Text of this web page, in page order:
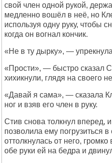
свой член одной рукой,
медленно вошёл в неё, но
используя одну руку, чтобы
когда он вогнал кончик.
«Не в ту дырку», —
«Прости», — быстро сказал
хихикнули, глядя на своего
«Давай я сама», — сказала
ног и взяв его член в руку.
Стив снова толкнул вперед,
позволила ему погрузиться
оттолкнулась от него,
обе руки ей на бедра и